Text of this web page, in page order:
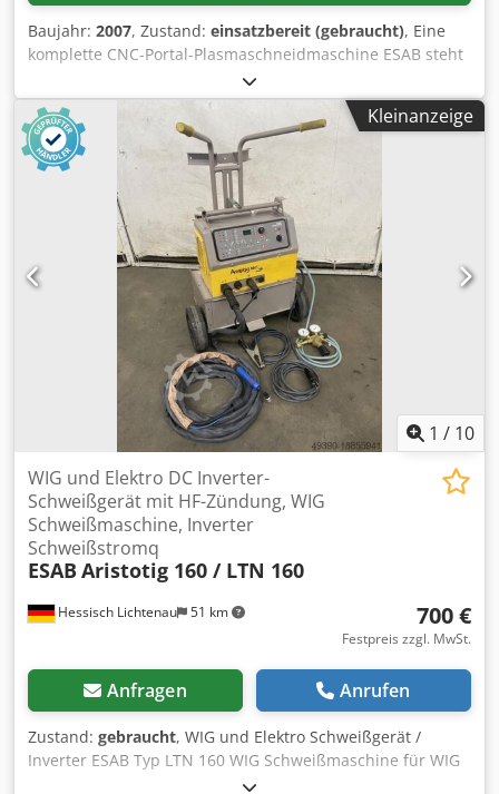
Baujahr: 2007, Zustand: einsatzbereit (gebraucht), Eine
komplette CNC-Portal-Plasmaschneidmaschine ESAB steht
zur Verfügung. Verfahrweg X/Y: 12000mm/4000mm, max.
Werkstückdimensionen X/Y: 12000mm/3000mm, max.
Materialdicke Stahl: 150mm, Gesamtanlagendimensionen
X/Y/Z: ca. 15000mm/5200mm/1500mm.
Anlagenbestandteile: Kühlgerät Kjellberg KWE 360, Gasbox
Kjellberg PGV 3 und Plasmaanschluss Kjellberg PBA-360.
Die Anlage hat Brandschaden. Dokumentation vorhanden.
Eine Besichtigung vor Ort ist möglich. Chsdpfxov Dkcfj
Afdsa
Kleinanzeige
1 / 10
Hessisch Lichtenau 51 km
WIG und Elektro DC Inverter-
Schweißgerät mit HF-Zündung, WIG
Schweißmaschine, Inverter
Schweißstromq
ESAB Aristotig 160 / LTN 160
700 €
Festpreis zzgl. MwSt.
Anfragen Anrufen
Zustand: gebraucht, WIG und Elektro Schweißgerät /
Inverter ESAB Typ LTN 160 WIG Schweißmaschine für WIG
und Elektrode Fabr. Nr. 405-423-0479 Baujahr ca. 2010